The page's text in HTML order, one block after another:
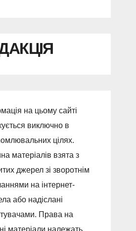
на цьому сайті
виключно в
цілях.
матеріалів взята з
джерел зі зворотнім
на інтернет-
або надіслані
Права на